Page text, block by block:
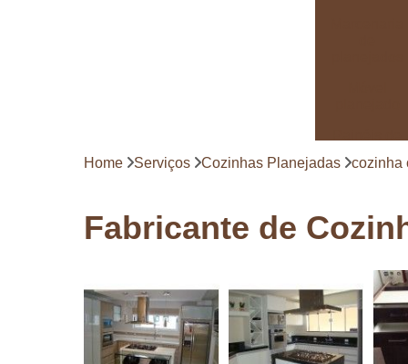
Pergolados
Pergolados
em madeira
Pisos de
madeira
Home Serviços Cozinhas Planejadas cozinha
Fabricante de